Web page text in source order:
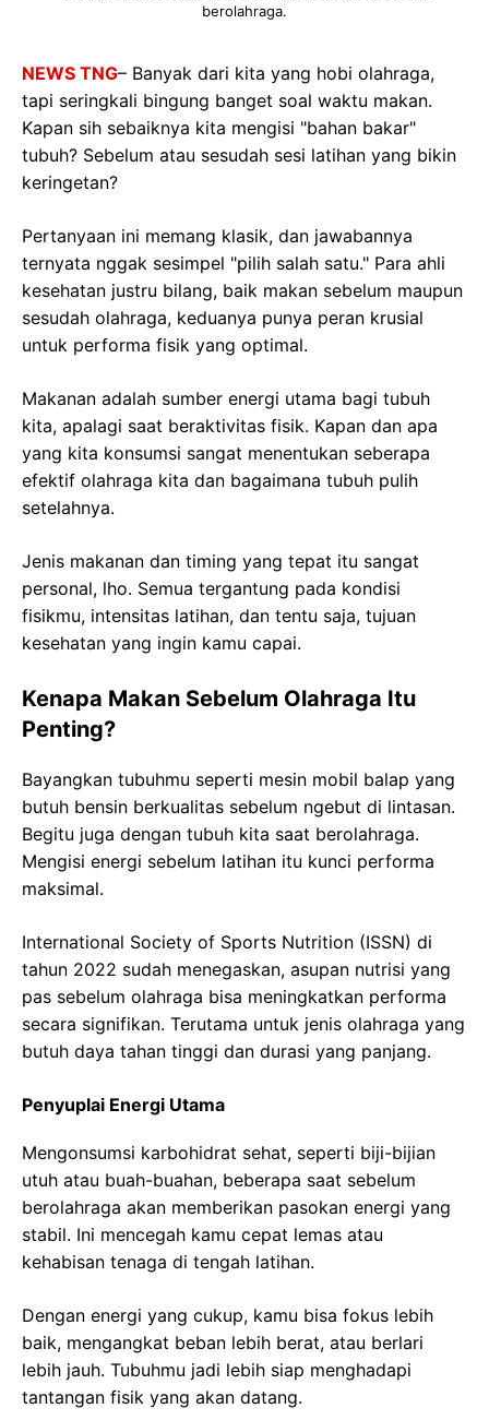
berolahraga.
NEWS TNG– Banyak dari kita yang hobi olahraga,
tapi seringkali bingung banget soal waktu makan.
Kapan sih sebaiknya kita mengisi "bahan bakar"
tubuh? Sebelum atau sesudah sesi latihan yang bikin
keringetan?
Pertanyaan ini memang klasik, dan jawabannya
ternyata nggak sesimpel "pilih salah satu." Para ahli
kesehatan justru bilang, baik makan sebelum maupun
sesudah olahraga, keduanya punya peran krusial
untuk performa fisik yang optimal.
Makanan adalah sumber energi utama bagi tubuh
kita, apalagi saat beraktivitas fisik. Kapan dan apa
yang kita konsumsi sangat menentukan seberapa
efektif olahraga kita dan bagaimana tubuh pulih
setelahnya.
Jenis makanan dan timing yang tepat itu sangat
personal, lho. Semua tergantung pada kondisi
fisikmu, intensitas latihan, dan tentu saja, tujuan
kesehatan yang ingin kamu capai.
Kenapa Makan Sebelum Olahraga Itu
Penting?
Bayangkan tubuhmu seperti mesin mobil balap yang
butuh bensin berkualitas sebelum ngebut di lintasan.
Begitu juga dengan tubuh kita saat berolahraga.
Mengisi energi sebelum latihan itu kunci performa
maksimal.
International Society of Sports Nutrition (ISSN) di
tahun 2022 sudah menegaskan, asupan nutrisi yang
pas sebelum olahraga bisa meningkatkan performa
secara signifikan. Terutama untuk jenis olahraga yang
butuh daya tahan tinggi dan durasi yang panjang.
Penyuplai Energi Utama
Mengonsumsi karbohidrat sehat, seperti biji-bijian
utuh atau buah-buahan, beberapa saat sebelum
berolahraga akan memberikan pasokan energi yang
stabil. Ini mencegah kamu cepat lemas atau
kehabisan tenaga di tengah latihan.
Dengan energi yang cukup, kamu bisa fokus lebih
baik, mengangkat beban lebih berat, atau berlari
lebih jauh. Tubuhmu jadi lebih siap menghadapi
tantangan fisik yang akan datang.